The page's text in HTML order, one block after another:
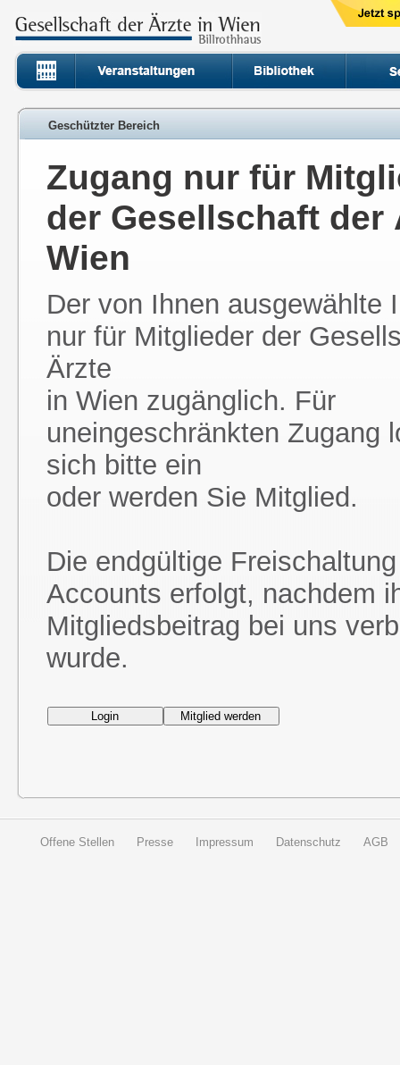
Geschützter Bereich
Zugang nur für
der Gesellschaft der
Wien
Der von Ihnen ausgewählte
nur für Mitglieder der
Ärzte
in Wien zugänglich. Für
uneingeschränkten Zugang
sich bitte ein
oder werden Sie Mitglied.
Die endgültige
Accounts erfolgt, nachdem
Mitgliedsbeitrag bei uns
wurde.
Offene Stellen Presse Impressum Datenschutz AGB